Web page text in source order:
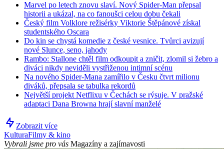
Marvel po letech znovu slaví. Nový Spider-Man přepsal
historii a ukázal, na co fanoušci celou dobu čekali
Český film Volklore režisérky Viktorie Štěpánové získal
studentského Oscara
Do kin se chystá komedie z české vesnice. Tvůrci avizují
nové Slunce, seno, jahody
Rambo: Stallone chtěl film odkoupit a zničit, zlomil si žebro a
diváci nikdy neviděli vystřiženou intimní scénu
Na nového Spider-Mana zamířilo v Česku čtvrt milionu
diváků, přepsala se tabulka rekordů
Největší projekt Netflixu v Čechách se rýsuje. V pražské
adaptaci Dana Browna hrají slavní manželé
Zobrazit více
KulturaFilmy & kino
Vybrali jsme pro vás Magazíny a zajímavosti